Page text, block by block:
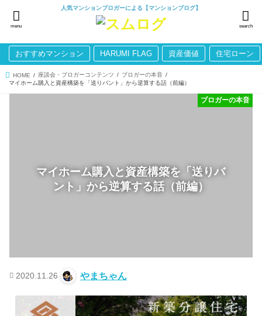
人気マンションブロガーによる【マンションブログ】
search
menu
おすすめマンション HARUMI FLAG 資産価値 住宅ローン
HOME 座談会・ブロガーコンテンツ
ブロガーの本音
マイホーム購入と資産構築を「送りバント」から逆算する話（前編）
マイホーム購入と資産構築を「送りバ
ント」から逆算する話（前編）
ブロガーの本音
2020.11.26 やまちゃん